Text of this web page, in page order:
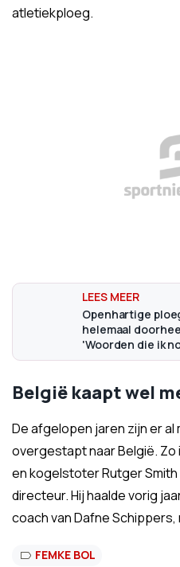
atletiekploeg.
Openhartige
helemaal
'Woorden die ik
België kaapt wel
De afgelopen jaren zijn er al
overgestapt naar België.
en kogelstoter Rutger
directeur. Hij haalde vorig
coach van Dafne
FEMKE BOL